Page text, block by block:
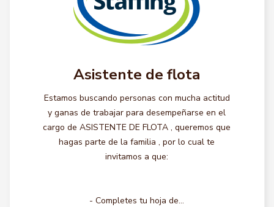
Asistente de flota
Estamos buscando personas con mucha actitud
y ganas de trabajar para desempeñarse en el
cargo de ASISTENTE DE FLOTA , queremos que
hagas parte de la familia , por lo cual te
invitamos a que:
- Completes tu hoja de...